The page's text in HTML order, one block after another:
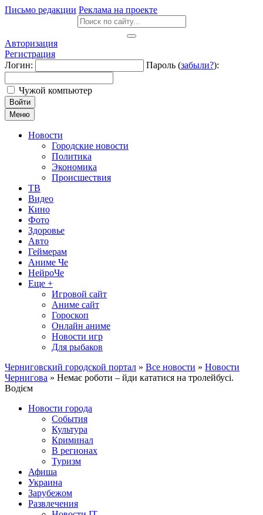
Письмо редакции Реклама на проекте
Авторизация
Регистрация
Логин:
Пароль (забыли?):
Чужой компьютер
Войти
Меню
Новости
Городские новости
Политика
Экономика
Происшествия
ТВ
Видео
Кино
Фото
Здоровье
Авто
Геймерам
Аниме Че
НейроЧе
Еще +
Игровой сайт
Аниме сайт
Гороскоп
Онлайн аниме
Новости игр
Для рыбаков
Черниговский городской портал » Все новости » Новости
Чернигова » Немає роботи – йди кататися на тролейбусі.
Водієм
Новости города
События
Культура
Криминал
В регионах
Туризм
Афиша
Украина
Зарубежом
Развлечения